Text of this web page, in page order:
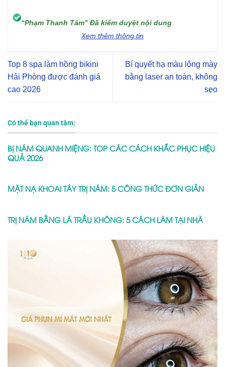
CÔNG NGHỆ PHUN MÍ MỞ TRÒNG MỚI NHẤT 2027 – CHO
ĐÔI MẮT ĐẦY CUỐN HÚT